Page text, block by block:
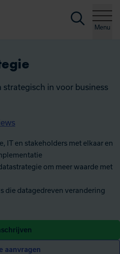
Menu
in voor business
uit 21 reviews
IT en stakeholders met elkaar en
om meer waarde met
die datagedreven verandering
aanvragen